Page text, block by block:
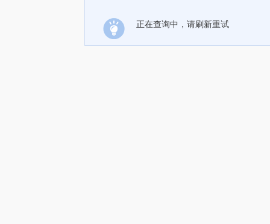
正在查询中，请刷新重试